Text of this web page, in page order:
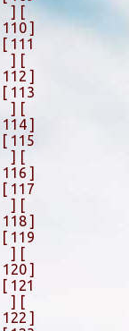
] [
110 ]
[ 111
] [
112 ]
[ 113
] [
114 ]
[ 115
] [
116 ]
[ 117
] [
118 ]
[ 119
] [
120 ]
[ 121
] [
122 ]